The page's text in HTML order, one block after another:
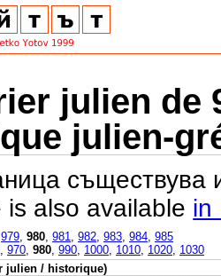
julien de
julien-
съществува
is also available in
979 980 981 982 983 984 985
970 980 990 1000 1010 1020 1030
julien / historique)